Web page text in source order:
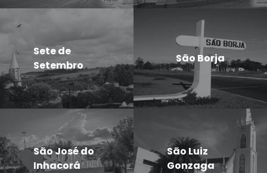
Sete de
Setembro
São Borja
São José do
Inhacorá
São Luiz
Gonzaga